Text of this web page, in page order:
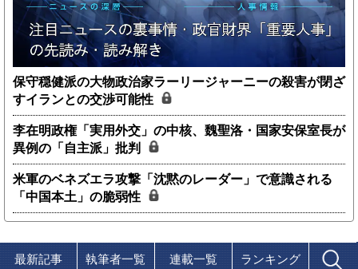
保守穏健派の大物政治家ラーリージャーニーの殺害が閉ざ
すイランとの交渉可能性
李在明政権「実用外交」の中核、魏聖洛・国家安保室長が
異例の「自主派」批判
米軍のベネズエラ攻撃「沈黙のレーダー」で意識される
「中国本土」の脆弱性
最新記事 執筆者一覧 連載一覧 ランキング